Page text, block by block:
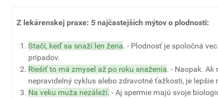
Z lekárenskej praxe: 5 najčastejších mýtov o plodnosti:
Stačí, keď sa snaží len žena. - Plodnosť je spoločná
prípadov.
Riešiť to má zmysel až po roku snaženia. - Naopak. Ak
nepravidelný cyklus alebo zdravotné ťažkosti, je lepšie
Na veku muža nezáleží. - Aj spermie majú svoje